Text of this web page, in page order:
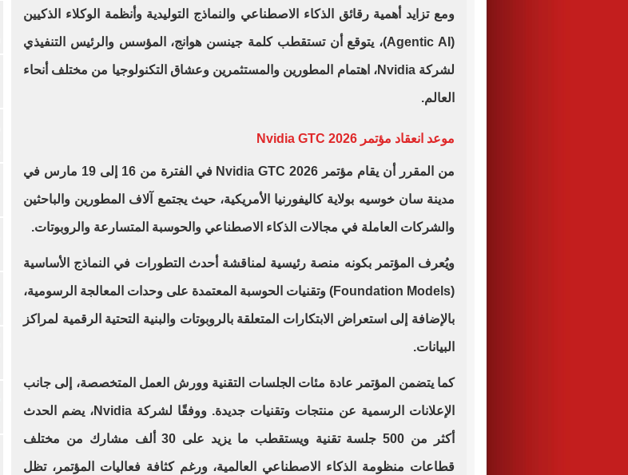
ومع تزايد أهمية رقائق الذكاء الاصطناعي والنماذج التوليدية وأنظمة الوكلاء الذكيين
(Agentic AI)، يتوقع أن تستقطب كلمة جينسن هوانج، المؤسس والرئيس التنفيذي
لشركة Nvidia، اهتمام المطورين والمستثمرين وعشاق التكنولوجيا من مختلف أنحاء
العالم.
موعد انعقاد مؤتمر Nvidia GTC 2026
من المقرر أن يقام مؤتمر Nvidia GTC 2026 في الفترة من 16 إلى 19 مارس في
مدينة سان خوسيه بولاية كاليفورنيا الأمريكية، حيث يجتمع آلاف المطورين والباحثين
والشركات العاملة في مجالات الذكاء الاصطناعي والحوسبة المتسارعة والروبوتات.
ويُعرف المؤتمر بكونه منصة رئيسية لمناقشة أحدث التطورات في النماذج الأساسية
(Foundation Models) وتقنيات الحوسبة المعتمدة على وحدات المعالجة الرسومية،
بالإضافة إلى استعراض الابتكارات المتعلقة بالروبوتات والبنية التحتية الرقمية لمراكز
البيانات.
كما يتضمن المؤتمر عادة مئات الجلسات التقنية وورش العمل المتخصصة، إلى جانب
الإعلانات الرسمية عن منتجات وتقنيات جديدة. ووفقًا لشركة Nvidia، يضم الحدث
أكثر من 500 جلسة تقنية ويستقطب ما يزيد على 30 ألف مشارك من مختلف
قطاعات منظومة الذكاء الاصطناعي العالمية، ورغم كثافة فعاليات المؤتمر، تظل